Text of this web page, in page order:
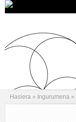
Hasiera » Ingurumena »